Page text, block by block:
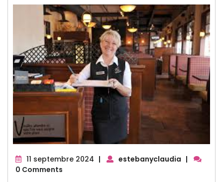
11 septembre 2024 11| estebanyclaudia |
0 Comments